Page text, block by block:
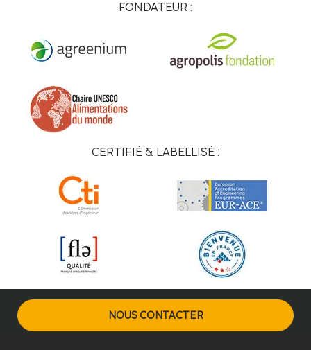
FONDATEUR :
CERTIFIÉ & LABELLISÉ :
NOUS CONTACTER